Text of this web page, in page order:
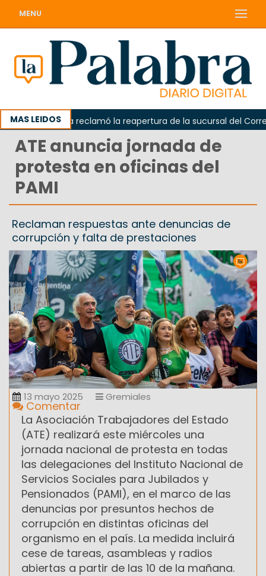
MENU
MAS LEIDOS
Odarda reclamó la reapertura de la sucursal del Correo
ATE anuncia jornada de
protesta en oficinas del
PAMI
Reclaman respuestas ante denuncias de
corrupción y falta de prestaciones
13 mayo 2025 Gremiales
Comentar
La Asociación Trabajadores del Estado
(ATE) realizará este miércoles una
jornada nacional de protesta en todas
las delegaciones del Instituto Nacional de
Servicios Sociales para Jubilados y
Pensionados (PAMI), en el marco de las
denuncias por presuntos hechos de
corrupción en distintas oficinas del
organismo en el país. La medida incluirá
cese de tareas, asambleas y radios
abiertas a partir de las 10 de la mañana.